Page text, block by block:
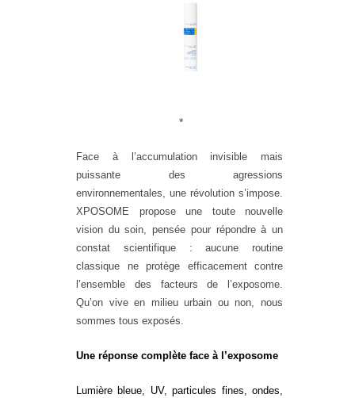
*
Face à l’accumulation invisible mais
puissante des agressions
environnementales, une révolution s’impose.
XPOSOME propose une toute nouvelle
vision du soin, pensée pour répondre à un
constat scientifique : aucune routine
classique ne protège efficacement contre
l’ensemble des facteurs de l’exposome.
Qu’on vive en milieu urbain ou non, nous
sommes tous exposés.
Une réponse complète face à l’exposome
Lumière bleue, UV, particules fines, ondes,